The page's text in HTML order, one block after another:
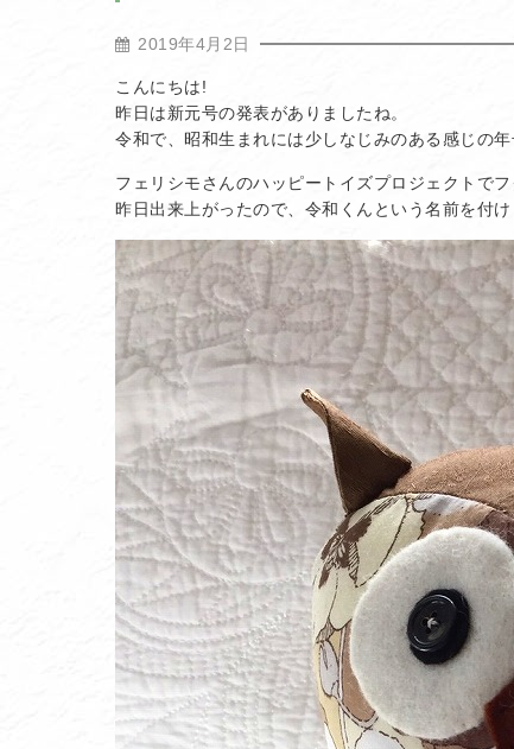
2019年4月2日
こんにちは!
昨日は新元号の発表がありましたね。
令和で、昭和生まれには少しなじみのある感じの
フェリシモさんのハッピートイズプロジェクトで
昨日出来上がったので、令和くんという名前を付